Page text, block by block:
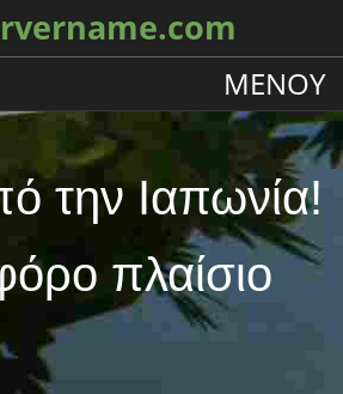
ΜΕΝΟΎ
την Ιαπωνία!
πλαίσιο